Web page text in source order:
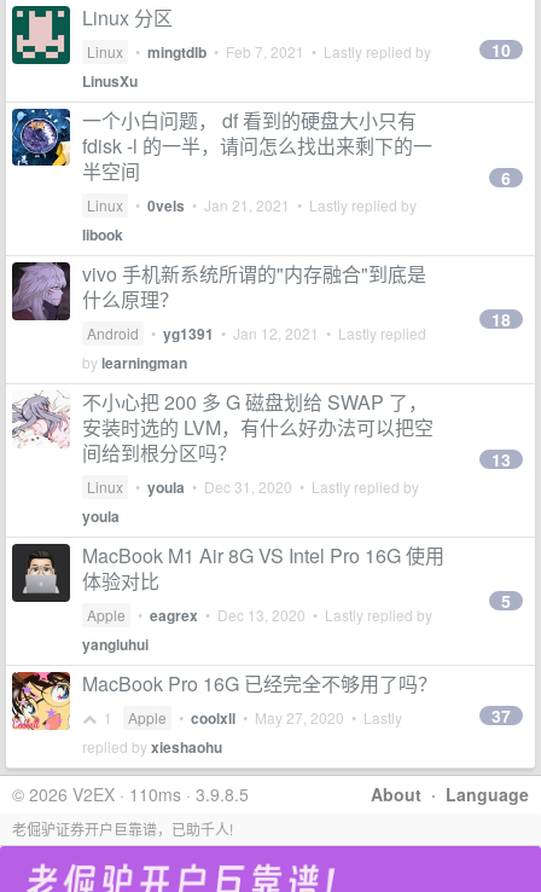
Linux 分区
Linux • mingtdlb • Feb 7, 2021 • Lastly replied by
LinusXu
10
一个小白问题， df 看到的硬盘大小只有
fdisk -l 的一半，请问怎么找出来剩下的一
半空间
Linux • 0vels • Jan 21, 2021 • Lastly replied by
libook
6
vivo 手机新系统所谓的"内存融合"到底是
什么原理？
Android • yg1391 • Jan 12, 2021 • Lastly replied
bylearningman
18
不小心把 200 多 G 磁盘划给 SWAP 了，
安装时选的 LVM，有什么好办法可以把空
间给到根分区吗？
Linux • youla • Dec 31, 2020 • Lastly replied by
youla
13
MacBook M1 Air 8G VS Intel Pro 16G 使用
体验对比
Apple • eagrex • Dec 13, 2020 • Lastly replied by
yangluhui
5
MacBook Pro 16G 已经完全不够用了吗？
1 Apple • coolxll • May 27, 2020 • Lastly
replied byxieshaohu
37
About · Language
© 2026 V2EX · 110ms · 3.9.8.5
老倔驴证券开户巨靠谱，已助千人!